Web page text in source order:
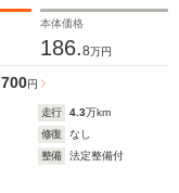
本体価格
186.8万円
円
走行 4.3万km
修復
なし
整備
法定整備付